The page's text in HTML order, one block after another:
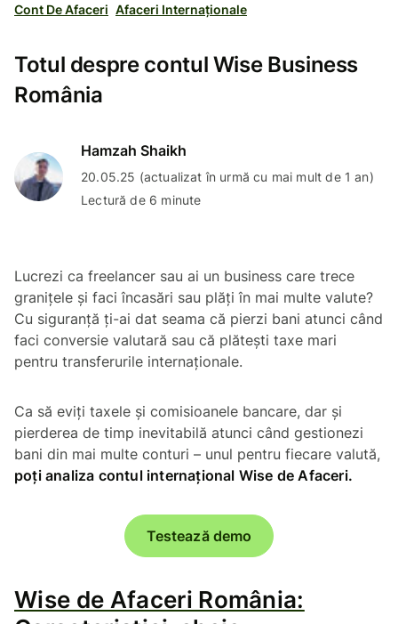
Cont De Afaceri Afaceri Internaționale
Totul despre contul Wise Business
România
Hamzah Shaikh
20.05.25 (actualizat în urmă cu mai mult de 1 an)
Lectură de 6 minute
Lucrezi ca freelancer sau ai un business care trece
granițele și faci încasări sau plăți în mai multe valute?
Cu siguranță ți-ai dat seama că pierzi bani atunci când
faci conversie valutară sau că plătești taxe mari
pentru transferurile internaționale.
Ca să eviți taxele și comisioanele bancare, dar și
pierderea de timp inevitabilă atunci când gestionezi
bani din mai multe conturi – unul pentru fiecare valută,
poți analiza contul internațional Wise de Afaceri.
Testează demo
Wise de Afaceri România: